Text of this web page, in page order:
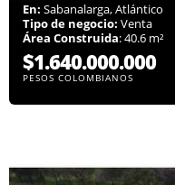
En: Sabanalarga, Atlántico
Tipo de negocio: Venta
Área Construida: 40.6 m²
$1.640.000.000
PESOS COLOMBIANOS